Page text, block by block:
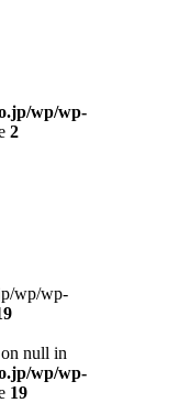
wp/wp-
2
wp/wp-
null in
wp/wp-
19